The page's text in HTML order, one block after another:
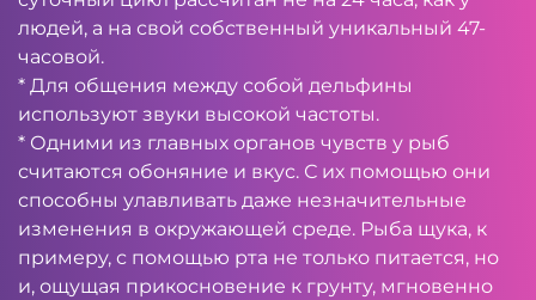
людей, а на свой собственный уникальный 47-
часовой.
* Для общения между собой дельфины
используют звуки высокой частоты.
* Одними из главных органов чувств у рыб
считаются обоняние и вкус. С их помощью они
способны улавливать даже незначительные
изменения в окружающей среде. Рыба щука, к
примеру, с помощью рта не только питается, но
и, ощущая прикосновение к грунту, мгновенно